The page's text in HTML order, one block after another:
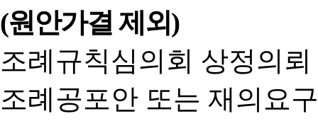
(원안가결 제외)
조례규칙심의회 상정의
조례공포안 또는 재의요